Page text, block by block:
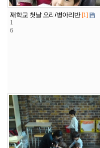
3
1
6
새학교 첫날 오리/병아리반 [1]